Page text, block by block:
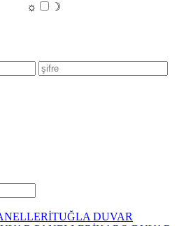
☼
☽
TUĞLA DUVAR